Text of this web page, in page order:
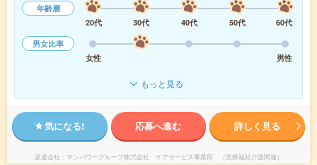
年齢層
20代
30代 40代 50代
60代
男女比率
女性
男性
もっと見る
気になる! 応募へ進む 詳しく見る
派遣会社 マンパワーグループ株式会社 ケアサービス事業部 （医療福祉介護関連）